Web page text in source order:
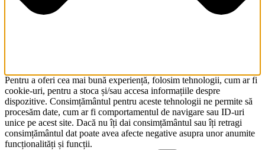
Pentru a oferi cea mai bună experiență, folosim tehnologii, cum ar fi
cookie-uri, pentru a stoca și/sau accesa informațiile despre
dispozitive. Consimțământul pentru aceste tehnologii ne permite să
procesăm date, cum ar fi comportamentul de navigare sau ID-uri
unice pe acest site. Dacă nu îți dai consimțământul sau îți retragi
consimțământul dat poate avea afecte negative asupra unor anumite
funcționalități și funcții.